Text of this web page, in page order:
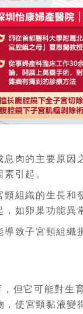
息肉的主要原因
引起。
組織的生長
如卵巢功能異
致子宮頸組
但它可能對生
使宮頸黏液